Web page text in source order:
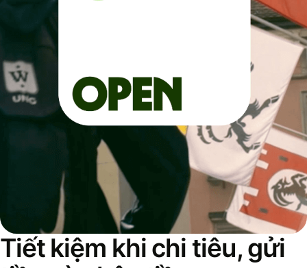
Tiết kiệm khi chi tiêu, gửi